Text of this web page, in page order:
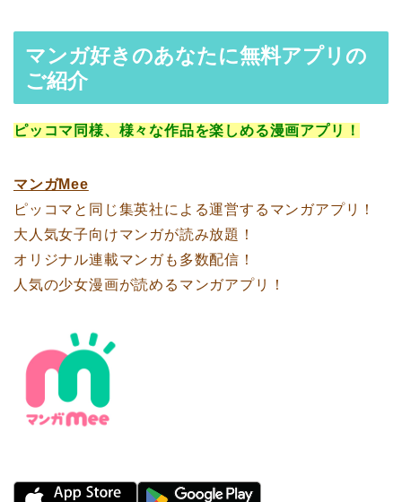
マンガ好きのあなたに無料アプリの
ご紹介
ピッコマ同様、様々な作品を楽しめる漫画アプリ！
マンガMee
ピッコマと同じ集英社による運営するマンガアプリ！
大人気女子向けマンガが読み放題！
オリジナル連載マンガも多数配信！
人気の少女漫画が読めるマンガアプリ！